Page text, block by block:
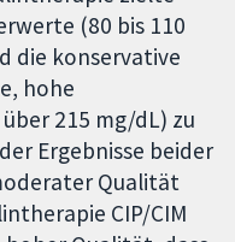
(80 bis 110
die konservative
hohe
215 mg/dL) zu
Ergebnisse beider
Qualität
CIP/CIM